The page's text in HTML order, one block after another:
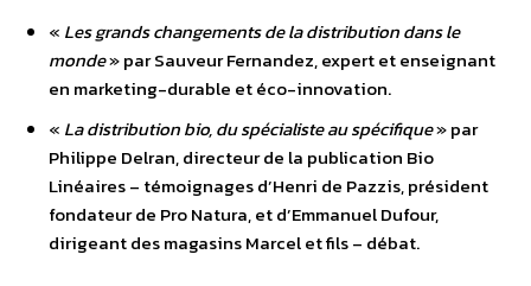
« Les grands changements de la distribution dans le
monde» par Sauveur Fernandez, expert et enseignant
en marketing-durable et éco-innovation.
« La distribution bio, du spécialiste au spécifique» par
Philippe Delran, directeur de la publication Bio
Linéaires – témoignages d’Henri de Pazzis, président
fondateur de Pro Natura, et d’Emmanuel Dufour,
dirigeant des magasins Marcel et fils – débat.